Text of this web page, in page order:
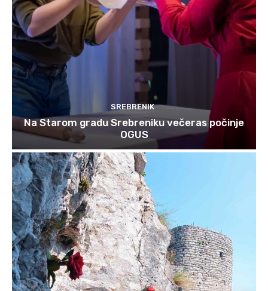
SREBRENIK
Na Starom gradu Srebreniku večeras počinje
OGUS